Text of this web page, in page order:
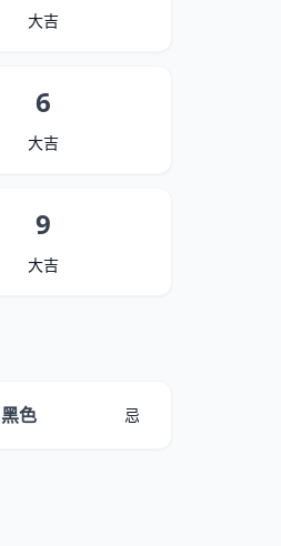
大吉
6
大吉
9
大吉
黑色 忌